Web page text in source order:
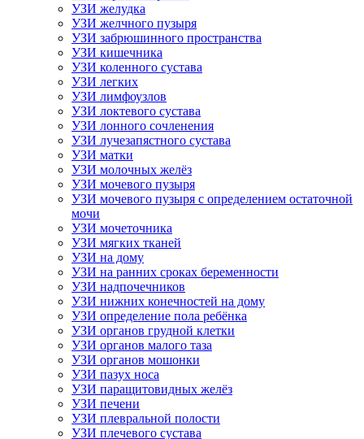
УЗИ желудка
УЗИ желчного пузыря
УЗИ забрюшинного пространства
УЗИ кишечника
УЗИ коленного сустава
УЗИ легких
УЗИ лимфоузлов
УЗИ локтевого сустава
УЗИ лонного сочленения
УЗИ лучезапястного сустава
УЗИ матки
УЗИ молочных желёз
УЗИ мочевого пузыря
УЗИ мочевого пузыря с определением остаточной
мочи
УЗИ мочеточника
УЗИ мягких тканей
УЗИ на дому
УЗИ на ранних сроках беременности
УЗИ надпочечников
УЗИ нижних конечностей на дому
УЗИ определение пола ребёнка
УЗИ органов грудной клетки
УЗИ органов малого таза
УЗИ органов мошонки
УЗИ пазух носа
УЗИ паращитовидных желёз
УЗИ печени
УЗИ плевральной полости
УЗИ плечевого сустава